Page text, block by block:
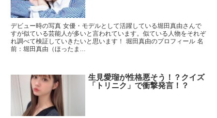
デビュー時の写真 女優・モデルとして活躍している堀田真由さんで
すが似ている芸能人が多いと言われています。似ている人物をそれぞ
れ調べて検証していきたいと思います！ 堀田真由のプロフィール 名
前：堀田真由（ほったま...
生見愛瑠が性格悪そう！？クイズ
「トリニク」で衝撃発言！？